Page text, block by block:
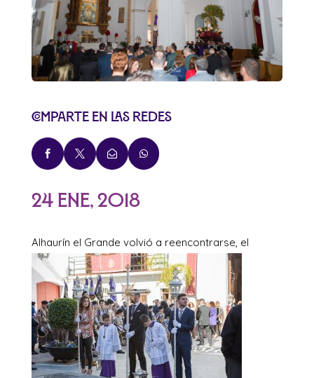
Comparte en las redes
   
24 Ene, 2018
Alhaurín el Grande volvió a reencontrarse, el